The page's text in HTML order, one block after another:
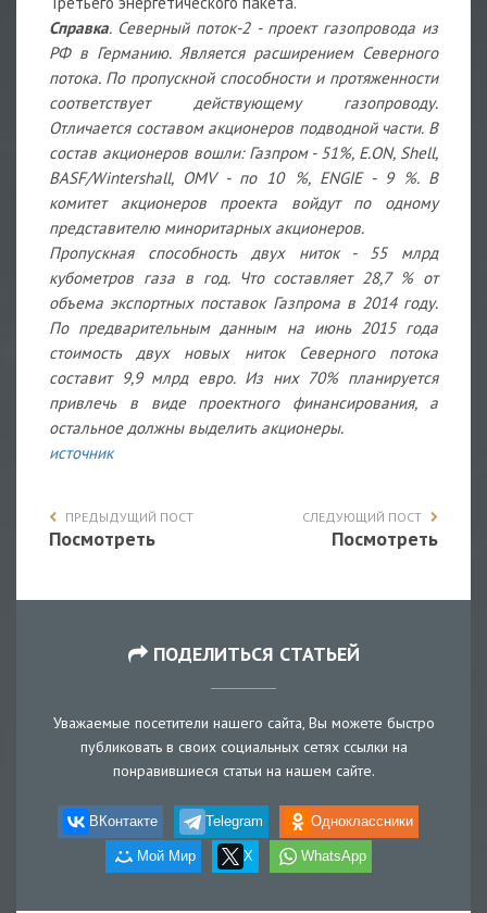
Справка. Северный поток-2 - проект газопровода из
РФ в Германию. Является расширением Северного
потока. По пропускной способности и протяженности
соответствует действующему газопроводу.
Отличается составом акционеров подводной части. В
состав акционеров вошли: Газпром - 51%, E.ON, Shell,
BASF/Wintershall, OMV - по 10 %, ENGIE - 9 %. В
комитет акционеров проекта войдут по одному
представителю миноритарных акционеров.
Пропускная способность двух ниток - 55 млрд
кубометров газа в год. Что составляет 28,7 % от
объема экспортных поставок Газпрома в 2014 году.
По предварительным данным на июнь 2015 года
стоимость двух новых ниток Северного потока
составит 9,9 млрд евро. Из них 70% планируется
привлечь в виде проектного финансирования, а
остальное должны выделить акционеры.
источник
ПРЕДЫДУЩИЙ ПОСТ
Посмотреть
СЛЕДУЮЩИЙ ПОСТ
Посмотреть
ПОДЕЛИТЬСЯ СТАТЬЕЙ
Уважаемые посетители нашего сайта, Вы можете быстро
публиковать в своих социальных сетях ссылки на
понравившиеся статьи на нашем сайте.
ВКонтакте Telegram Одноклассники
Мой Мир X WhatsApp